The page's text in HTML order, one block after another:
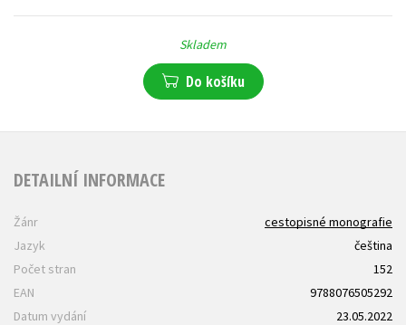
Skladem
Do košíku
DETAILNÍ INFORMACE
Žánr
cestopisné monografie
Jazyk
čeština
Počet stran
152
EAN
9788076505292
Datum vydání
23.05.2022